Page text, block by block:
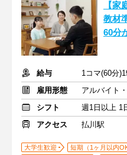
【
教材
60分
給与
1コマ(60分
雇用形態
アルバイト
シフト
週1日以上 1
アクセス
払川駅
大学生歓迎 短期（1ヶ月以内OK